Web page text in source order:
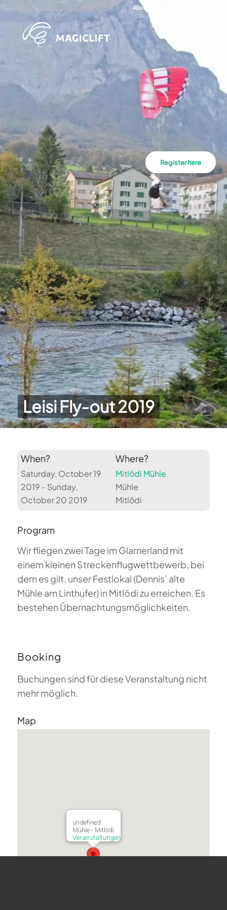
About us
Leisi Fly-out 2019
Register here
When?
Saturday, October 19
2019 - Sunday,
October 20 2019
Where?
Mitlödi Mühle
Mühle
Mitlödi
Program
Wir fliegen zwei Tage im Glarnerland mit
einem kleinen Streckenflugwettbewerb, bei
dem es gilt, unser Festlokal (Dennis’ alte
Mühle am Linthufer) in Mitlödi zu erreichen. Es
bestehen Übernachtungsmöglichkeiten.
Booking
Buchungen sind für diese Veranstaltung nicht
mehr möglich.
Map
undefined
Mühle - Mitlödi
Veranstaltungen